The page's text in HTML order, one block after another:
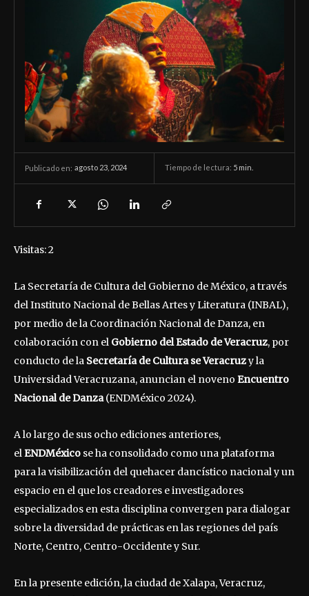
Publicado en: agosto 23, 2024 Tiempo de lectura: 5 min.
Visitas: 2
La Secretaría de Cultura del Gobierno de México, a través
del Instituto Nacional de Bellas Artes y Literatura (INBAL),
por medio de la Coordinación Nacional de Danza, en
colaboración con el Gobierno del Estado de Veracruz, por
conducto de la Secretaría de Cultura se Veracruzy la
Universidad Veracruzana, anuncian el noveno Encuentro
Nacional de Danza(ENDMéxico 2024).
A lo largo de sus ocho ediciones anteriores,
elENDMéxico se ha consolidado como una plataforma
para la visibilización del quehacer dancístico nacional y un
espacio en el que los creadores e investigadores
especializados en esta disciplina convergen para dialogar
sobre la diversidad de prácticas en las regiones del país
Norte, Centro, Centro-Occidente y Sur.
En la presente edición, la ciudad de Xalapa, Veracruz,